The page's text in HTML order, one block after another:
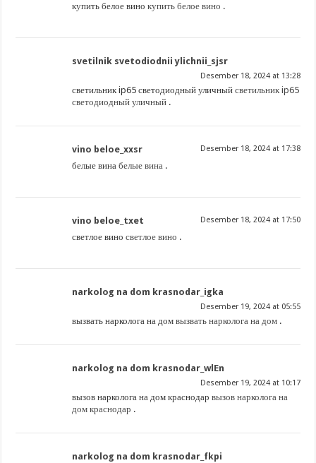
купить белое винокупить белое вино .
svetilnik svetodiodnii ylichnii_sjsr
Desember 18, 2024 at 13:28
светильник ip65 светодиодный уличныйсветильник ip65
светодиодный уличный .
vino beloe_xxsr Desember 18, 2024 at 17:38
белые винабелые вина .
vino beloe_txet Desember 18, 2024 at 17:50
светлое виносветлое вино .
narkolog na dom krasnodar_igka
Desember 19, 2024 at 05:55
вызвать нарколога на домвызвать нарколога на дом .
narkolog na dom krasnodar_wlEn
Desember 19, 2024 at 10:17
вызов нарколога на дом краснодарвызов нарколога на
дом краснодар .
narkolog na dom krasnodar_fkpi